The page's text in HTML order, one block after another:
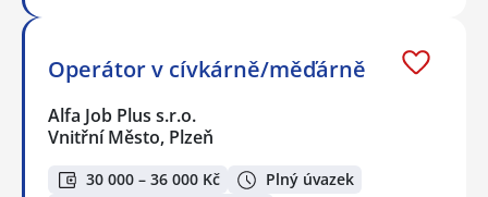
Operátor v cívkárně/měďárně
Alfa Job Plus s.r.o.
Vnitřní Město, Plzeň
30 000 – 36 000 Kč
Plný úvazek